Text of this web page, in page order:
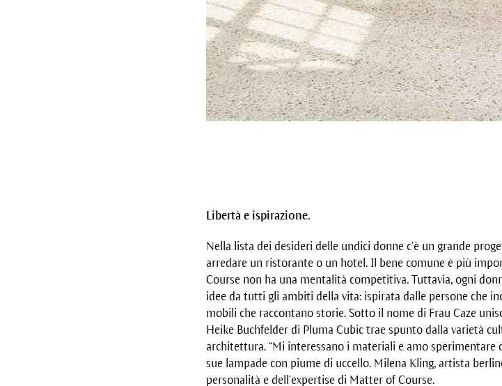
Libertà e ispirazione.
Nella lista dei desideri delle undici donne c’è un grande
arredare un ristorante o un hotel. Il bene comune è più
Course non ha una mentalità competitiva. Tuttavia, ogni
idee da tutti gli ambiti della vita: ispirata dalle persone che
mobili che raccontano storie. Sotto il nome di Frau Caze
Heike Buchfelder di Pluma Cubic trae spunto dalla varietà
architettura. “Mi interessano i materiali e amo sperimentare
sue lampade con piume di uccello. Milena Kling, artista
personalità e dell’expertise di Matter of Course.